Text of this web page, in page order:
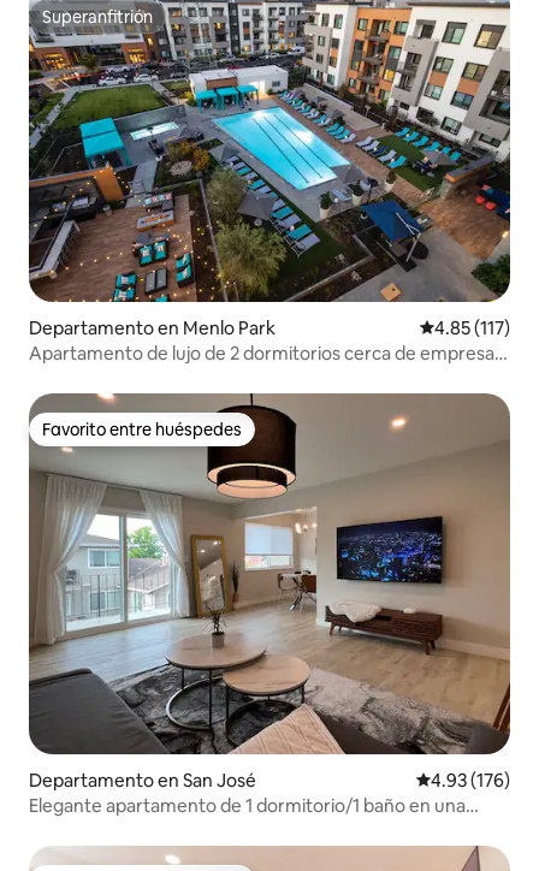
Superanfitrión
Superanfitrión
Departamento en Menlo Park Calificación
4.85 (117)
Apartamento de lujo de 2 dormitorios cerca de empresas
Favorito entre huéspedes
Favorito entre huéspedes
Departamento en San José Calificación
4.93 (176)
Elegante apartamento de 1 dormitorio/1 baño en una